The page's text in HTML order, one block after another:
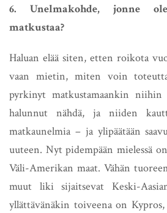
6. Unelmakohde, jonne
matkustaa?
Haluan elää siten, etten roikota
vaan mietin, miten voin
pyrkinyt matkustamaankin
halunnut nähdä, ja niiden
matkaunelmia – ja ylipäätään
uuteen. Nyt pidempään mielessä
Väli-Amerikan maat. Vähän
muut liki sijaitsevat Keski-
yllättävänäkin toiveena on